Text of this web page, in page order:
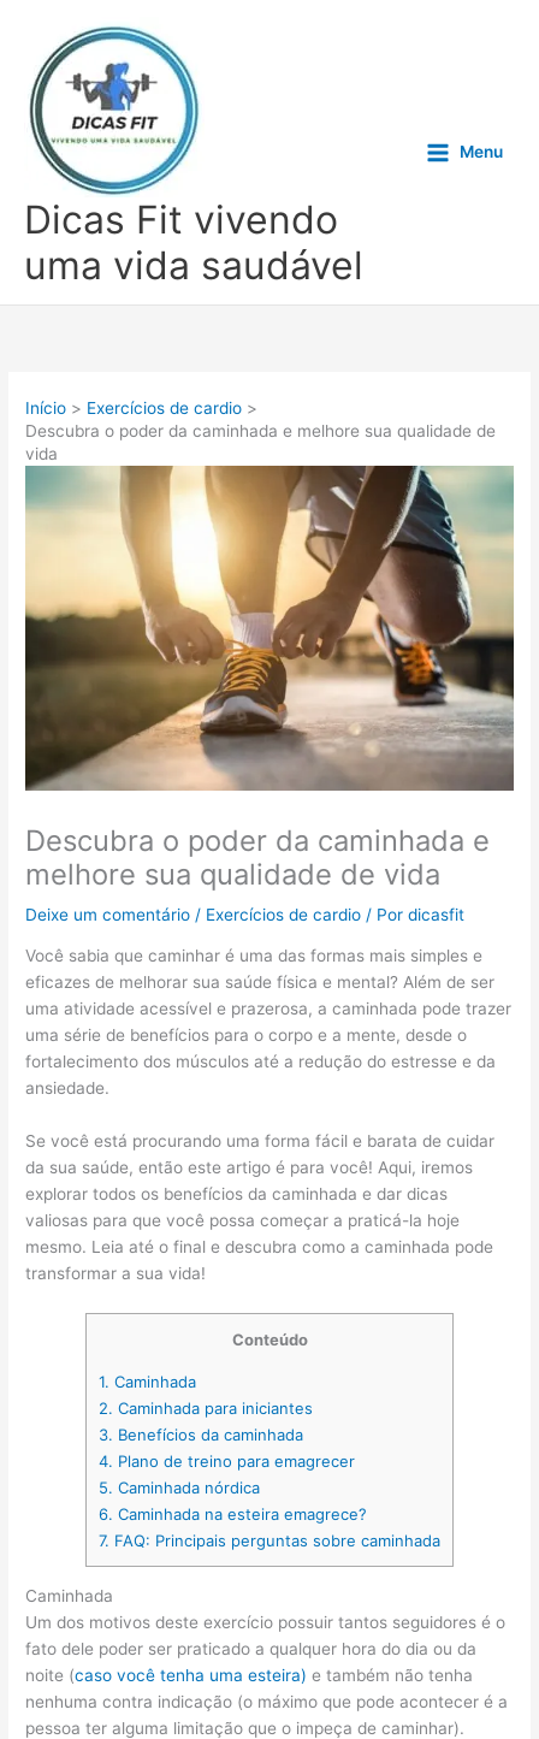
conteúdo
Dicas Fit vivendo
uma vida saudável
Menu
Início
Exercícios de cardio
Descubra o poder da caminhada e melhore sua qualidade de
vida
Descubra o poder da caminhada e
melhore sua qualidade de vida
Deixe um comentário / Exercícios de cardio / Pordicasfit
Você sabia que caminhar é uma das formas mais simples e
eficazes de melhorar sua saúde física e mental? Além de ser
uma atividade acessível e prazerosa, a caminhada pode trazer
uma série de benefícios para o corpo e a mente, desde o
fortalecimento dos músculos até a redução do estresse e da
ansiedade.
Se você está procurando uma forma fácil e barata de cuidar
da sua saúde, então este artigo é para você! Aqui, iremos
explorar todos os benefícios da caminhada e dar dicas
valiosas para que você possa começar a praticá-la hoje
mesmo. Leia até o final e descubra como a caminhada pode
transformar a sua vida!
Conteúdo
1. Caminhada
2. Caminhada para iniciantes
3. Benefícios da caminhada
4. Plano de treino para emagrecer
5. Caminhada nórdica
6. Caminhada na esteira emagrece?
7. FAQ: Principais perguntas sobre caminhada
Caminhada
Um dos motivos deste exercício possuir tantos seguidores é o
fato dele poder ser praticado a qualquer hora do dia ou da
noite (caso você tenha uma esteira) e também não tenha
nenhuma contra indicação (o máximo que pode acontecer é a
pessoa ter alguma limitação que o impeça de caminhar).